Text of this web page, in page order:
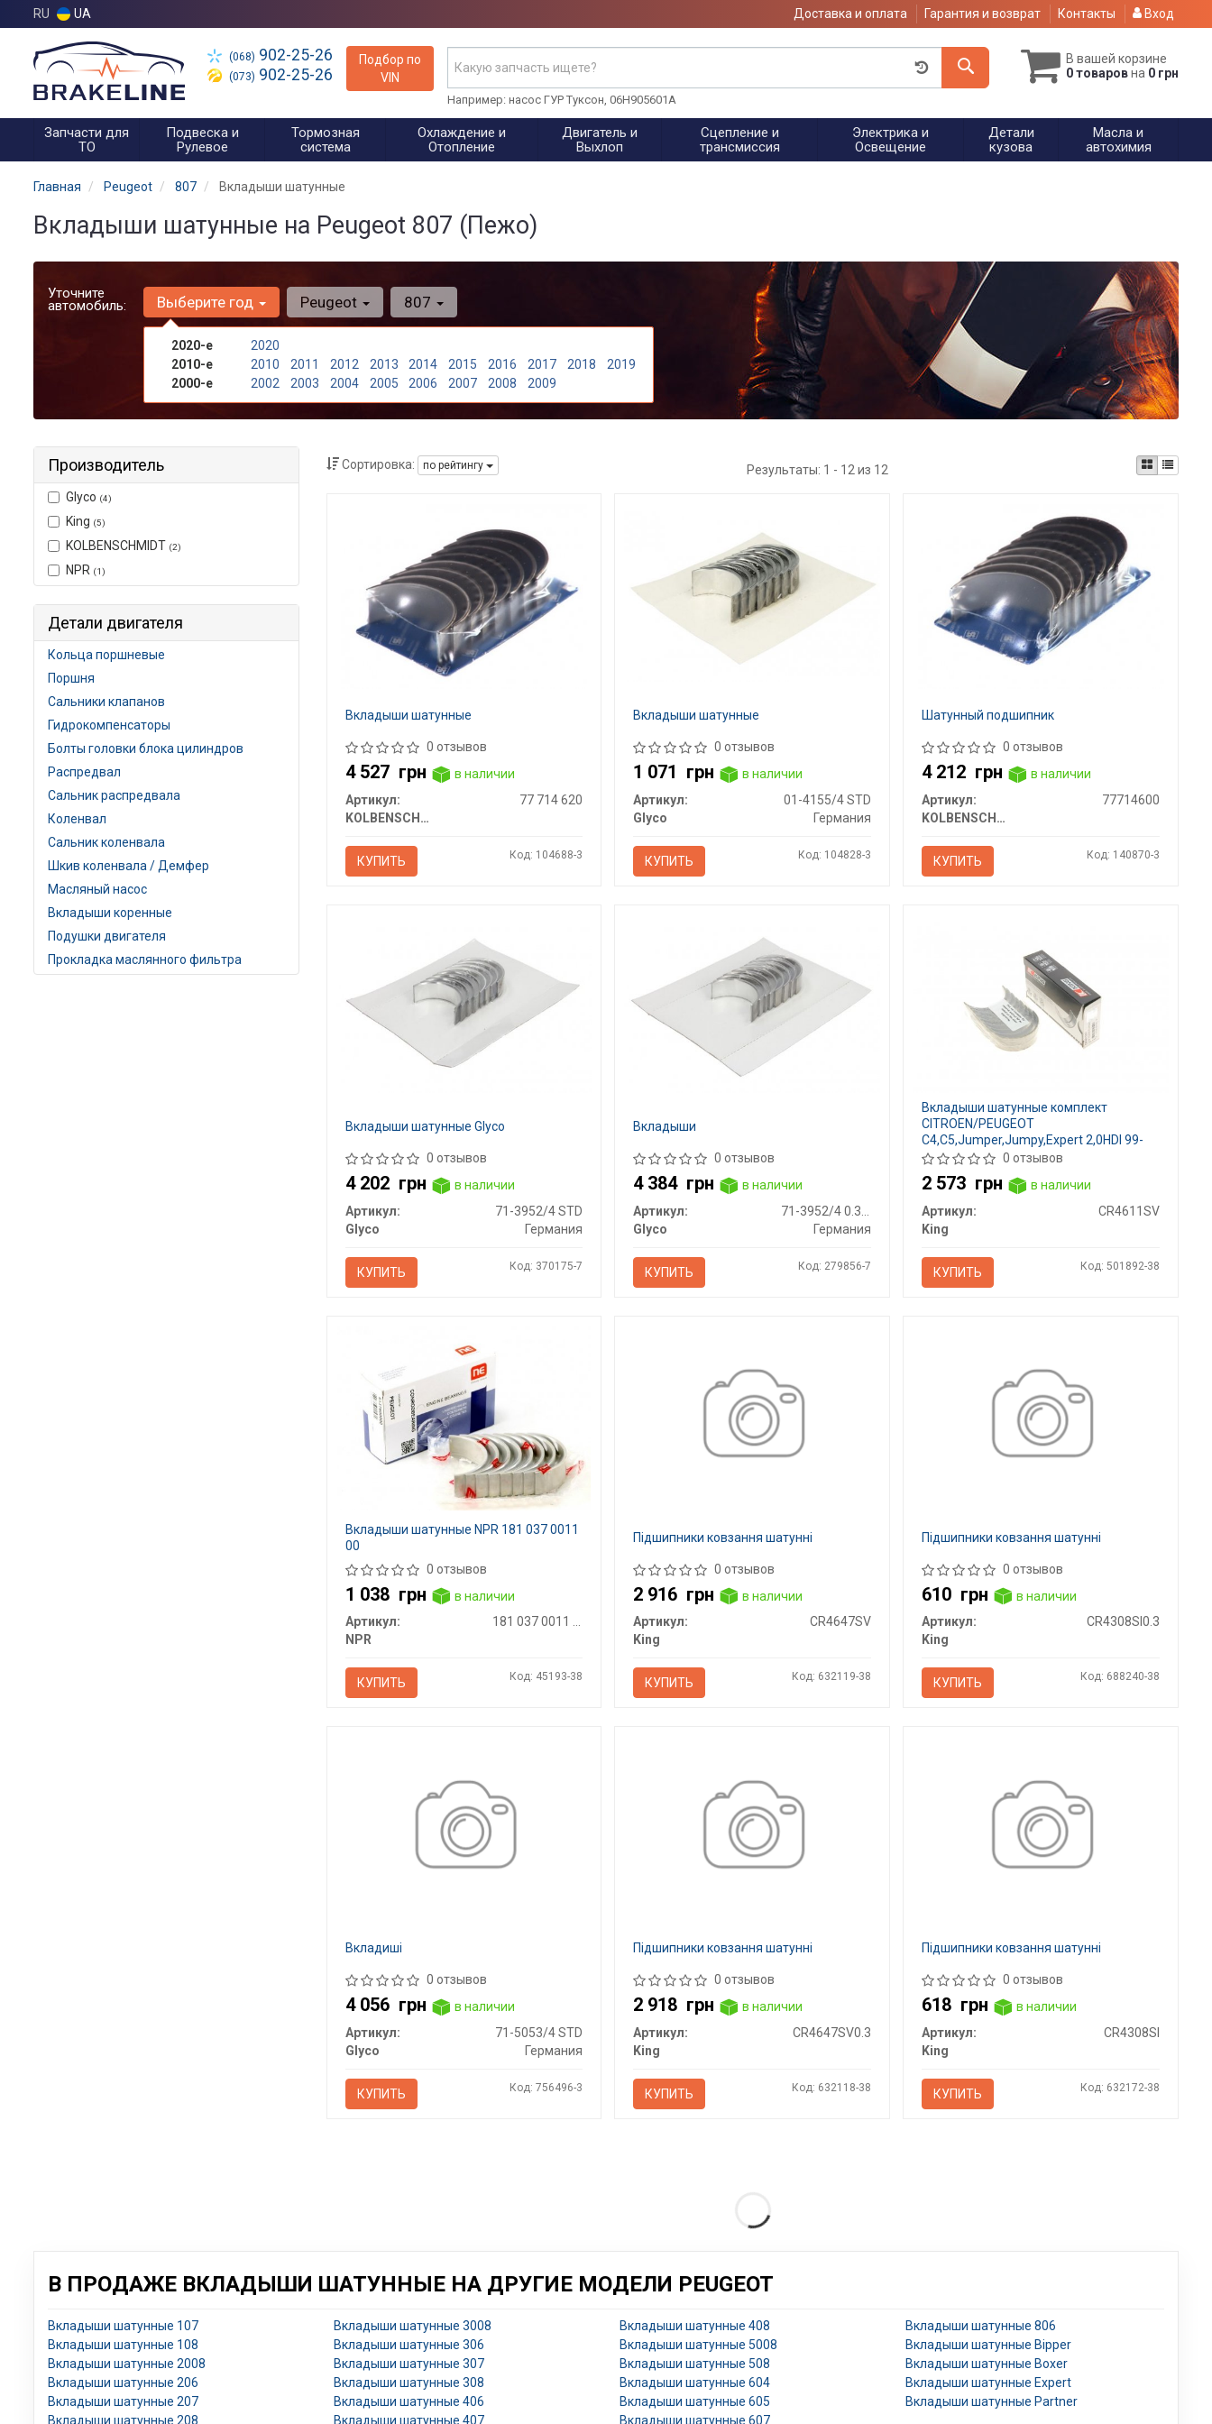
RU UA Доставка и оплата Гарантия и возврат Контакты Вход
(068) 902-25-26
(073) 902-25-26
Подбор по
VIN
В вашей корзине
0 товаровна 0 грн
Например: насос ГУР Туксон, 06H905601A
Запчасти для
ТО
Подвеска и
Рулевое
Тормозная
система
Охлаждение и
Отопление
Двигатель и
Выхлоп
Сцепление и
трансмиссия
Электрика и
Освещение
Детали
кузова
Масла и
автохимия
Главная Peugeot 807 Вкладыши шатунные
Вкладыши шатунные на Peugeot 807 (Пежо)
Уточните
автомобиль: Выберите год
2020-е
2020
2010-е
2010 2011 2012 2013 2014 2015 2016 2017 2018
2019
2000-е
2002 2003 2004 2005 2006 2007 2008 2009
Peugeot 807
Производитель
Glyco (4)
King (5)
KOLBENSCHMIDT (2)
NPR (1)
Детали двигателя
Кольца поршневые
Поршня
Сальники клапанов
Гидрокомпенсаторы
Болты головки блока цилиндров
Распредвал
Сальник распредвала
Коленвал
Сальник коленвала
Шкив коленвала / Демфер
Масляный насос
Вкладыши коренные
Подушки двигателя
Прокладка маслянного фильтра
Сортировка: по рейтингу Результаты: 1 - 12 из 12
Вкладыши шатунные
0 отзывов
4 527 грн
в наличии
Артикул:
77 714 620
KOLBENSCHMIDT
КУПИТЬ Код: 104688-3
Вкладыши шатунные
0 отзывов
1 071 грн
в наличии
Артикул:
01-4155/4 STD
Glyco
Германия
КУПИТЬ Код: 104828-3
Шатунный подшипник
0 отзывов
4 212 грн
в наличии
Артикул:
77714600
KOLBENSCHMIDT
КУПИТЬ Код: 140870-3
Вкладыши шатунные Glyco
0 отзывов
4 202 грн
в наличии
Артикул:
71-3952/4 STD
Glyco
Германия
КУПИТЬ Код: 370175-7
Вкладыши
0 отзывов
4 384 грн
в наличии
Артикул:
Glyco
Германия
КУПИТЬ Код: 279856-7
Вкладыши шатунные комплект
CITROEN/PEUGEOT
C4,C5,Jumper,Jumpy,Expert 2,0HDI 99-
SPUTTER
0 отзывов
2 573 грн
в наличии
Артикул:
CR4611SV
King
КУПИТЬ Код: 501892-38
Вкладыши шатунные NPR 181 037 0011
00
0 отзывов
1 038 грн
в наличии
Артикул:
181 037 0011 00
NPR
КУПИТЬ Код: 45193-38
Підшипники ковзання шатунні
0 отзывов
2 916 грн
в наличии
Артикул:
CR4647SV
King
КУПИТЬ Код: 632119-38
Підшипники ковзання шатунні
0 отзывов
610 грн
в наличии
Артикул:
CR4308SI0.3
King
КУПИТЬ Код: 688240-38
Вкладиші
0 отзывов
4 056 грн
в наличии
Артикул:
71-5053/4 STD
Glyco
Германия
КУПИТЬ Код: 756496-3
Підшипники ковзання шатунні
0 отзывов
2 918 грн
в наличии
Артикул:
CR4647SV0.3
King
КУПИТЬ Код: 632118-38
Підшипники ковзання шатунні
0 отзывов
618 грн
в наличии
Артикул:
CR4308SI
King
КУПИТЬ Код: 632172-38
В ПРОДАЖЕ ВКЛАДЫШИ ШАТУННЫЕ НА ДРУГИЕ МОДЕЛИ PEUGEOT
Вкладыши шатунные 107
Вкладыши шатунные 108
Вкладыши шатунные 2008
Вкладыши шатунные 206
Вкладыши шатунные 207
Вкладыши шатунные 208
Вкладыши шатунные 3008
Вкладыши шатунные 306
Вкладыши шатунные 307
Вкладыши шатунные 308
Вкладыши шатунные 406
Вкладыши шатунные 407
Вкладыши шатунные 408
Вкладыши шатунные 5008
Вкладыши шатунные 508
Вкладыши шатунные 604
Вкладыши шатунные 605
Вкладыши шатунные 607
Вкладыши шатунные 806
Вкладыши шатунные Bipper
Вкладыши шатунные Boxer
Вкладыши шатунные Expert
Вкладыши шатунные Partner